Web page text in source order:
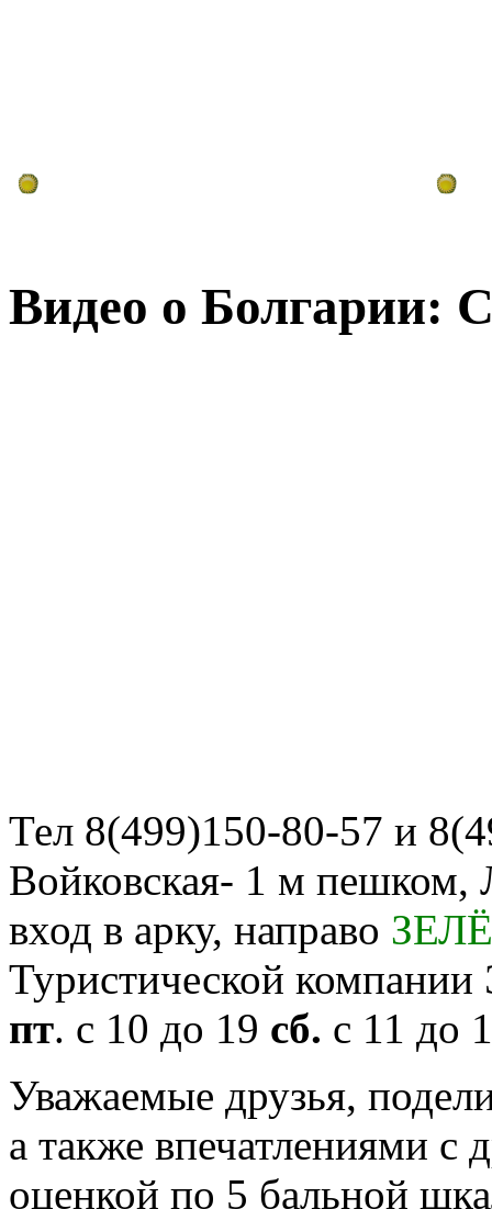
Видео о Болгарии:
Тел 8(499)150-80-57 и
Войковская- 1 м пешком,
вход в арку, направо
Туристической
пт. с 10 до 19 сб. с 11 до
Уважаемые друзья,
а также впечатлениями с
оценкой по 5 бальной